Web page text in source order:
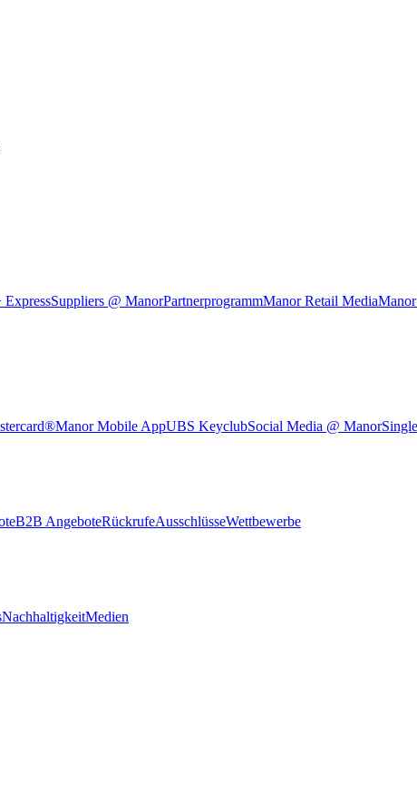
Suppliers @ ManorPartnerprogrammManor Retail Media
Manor Mobile AppUBS KeyclubSocial Media @ Manor
B2B AngeboteRückrufeAusschlüsseWettbewerbe
NachhaltigkeitMedien